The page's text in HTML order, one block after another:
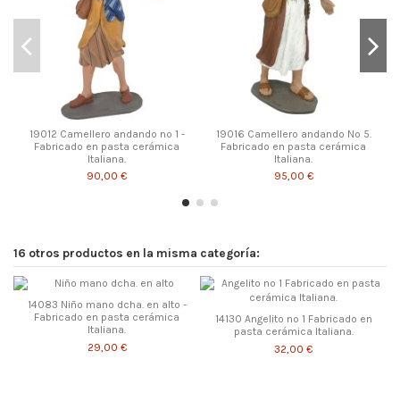
19012 Camellero andando nº 1 -
Fabricado en pasta cerámica
Italiana.
90,00 €
19016 Camellero andando Nº 5.
Fabricado en pasta cerámica
Italiana.
95,00 €
16 otros productos en la misma categoría:
14083 Niño mano dcha. en alto -
Fabricado en pasta cerámica
Italiana.
29,00 €
14130 Angelito nº 1 Fabricado en
pasta cerámica Italiana.
32,00 €